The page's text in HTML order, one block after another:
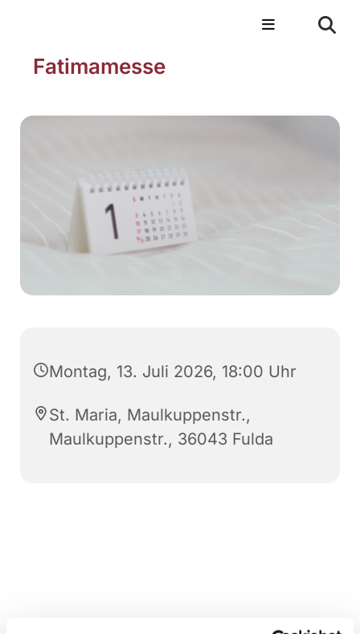
Fatimamesse
Montag, 13. Juli 2026, 18:00 Uhr
St. Maria, Maulkuppenstr.,
Maulkuppenstr., 36043 Fulda